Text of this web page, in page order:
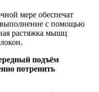
мере обеспечат
выполнение с помощью
растяжка мышц
подъём
потренить